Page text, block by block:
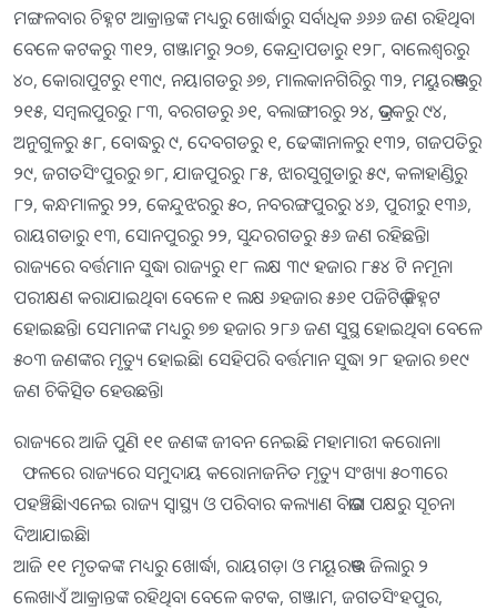
ମଙ୍ଗଳବାର ଚିହ୍ନଟ ଆକ୍ରାନ୍ତଙ୍କ ମଧ୍ୟରୁ ଖୋର୍ଦ୍ଧାରୁ ସର୍ବାଧିକ ୬୬୬ ଜଣ ରହିଥିବା
ବେଳେ କଟକରୁ ୩୧୨, ଗଞ୍ଜାମରୁ ୨୦୭, କେନ୍ଦ୍ରାପଡାରୁ ୧୨୮, ବାଲେଶ୍ବରରୁ
୪୦, କୋରାପୁଟରୁ ୧୩୯, ନୟାଗଡରୁ ୬୭, ମାଲକାନଗିରିରୁ ୩୨, ମୟୁରଭଞ୍ଜରୁ
୨୧୫, ସମ୍ବଲପୁରରୁ ୮୩, ବରଗଡରୁ ୬୧, ବଲାଙ୍ଗୀରରୁ ୨୪, ଭଦ୍ରକରୁ ୯୪,
ଅନୁଗୁଳରୁ ୫୮, ବୋଦ୍ଧରୁ ୯, ଦେବଗଡରୁ ୧, ଢେଙ୍କାନାଳରୁ ୧୩୨, ଗଜପତିରୁ
୨୯, ଜଗତସିଂପୁରରୁ ୭୮, ଯାଜପୁରରୁ ୮୫, ଝାରସୁଗୁଡାରୁ ୫୯, କଳାହାଣ୍ଡିରୁ
୮୨, କନ୍ଧମାଳରୁ ୨୨, କେନ୍ଦୁଝରରୁ ୫୦, ନବରଙ୍ଗପୁରରୁ ୪୬, ପୁରୀରୁ ୧୩୬,
ରାୟଗଡାରୁ ୧୩, ସୋନପୁରରୁ ୨୨, ସୁନ୍ଦରଗଡରୁ ୫୬ ଜଣ ରହିଛନ୍ତି।
ରାଜ୍ୟରେ ବର୍ତ୍ତମାନ ସୁଦ୍ଧା ରାଜ୍ୟରୁ ୧୮ ଲକ୍ଷ ୩୯ ହଜାର ୮୫୪ ଟି ନମୂନା
ପରୀକ୍ଷଣ କରାଯାଇଥିବା ବେଳେ ୧ ଲକ୍ଷ ୬ହଜାର ୫୬୧ ପଜିଟିଭ୍ ଚିହ୍ନଟ
ହୋଇଛନ୍ତି। ସେମାନଙ୍କ ମଧ୍ୟରୁ ୭୭ ହଜାର ୨୮୬ ଜଣ ସୁସ୍ଥ ହୋଇଥିବା ବେଳେ
୫୦୩ ଜଣଙ୍କର ମୃତ୍ୟୁ ହୋଇଛି। ସେହିପରି ବର୍ତ୍ତମାନ ସୁଦ୍ଧା ୨୮ ହଜାର ୭୧୯
ଜଣ ଚିକିତ୍ସିତ ହେଉଛନ୍ତି।
ରାଜ୍ୟରେ ଆଜି ପୁଣି ୧୧ ଜଣଙ୍କ ଜୀବନ ନେଇଛି ମହାମାରୀ କରୋନା।
ଫଳରେ ରାଜ୍ୟରେ ସମୁଦାୟ କରୋନାଜନିତ ମୃତ୍ୟୁ ସଂଖ୍ୟା ୫୦୩ରେ
ପହଞ୍ଚିଛି।ଏନେଇ ରାଜ୍ୟ ସ୍ୱାସ୍ଥ୍ୟ ଓ ପରିବାର କଲ୍ୟାଣ ବିଭାଗ ପକ୍ଷରୁ ସୂଚନା
ଦିଆଯାଇଛି।
ଆଜି ୧୧ ମୃତକଙ୍କ ମଧ୍ୟରୁ ଖୋର୍ଦ୍ଧା, ରାୟଗଡ଼ା ଓ ମୟୂରଭଞ୍ଜ ଜିଲାରୁ ୨
ଲେଖାଏଁ ଆକ୍ରାନ୍ତଙ୍କ ରହିଥିବା ବେଳେ କଟକ, ଗଞ୍ଜାମ, ଜଗତସିଂହପୁର,